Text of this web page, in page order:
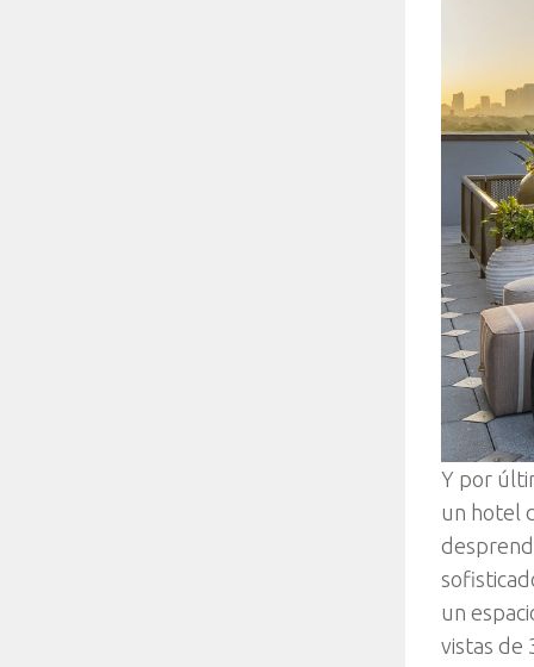
Y por
un hotel
un
vistas